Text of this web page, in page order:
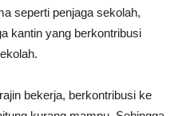
seperti penjaga sekolah,
kantin yang berkontribusi
bekerja, berkontribusi ke